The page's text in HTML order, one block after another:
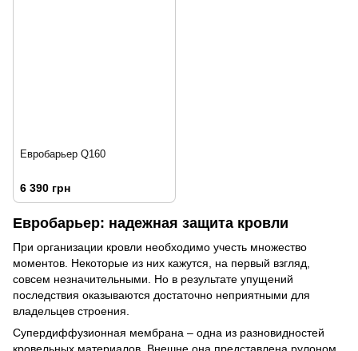
Евробарьер Q160
6 390 грн
Евробарьер: надежная защита кровли
При организации кровли необходимо учесть множество
моментов. Некоторые из них кажутся, на первый взгляд,
совсем незначительными. Но в результате упущений
последствия оказываются достаточно неприятными для
владельцев строения.
Супердиффузионная мембрана – одна из разновидностей
кровельных материалов. Внешне она представлена рулоном